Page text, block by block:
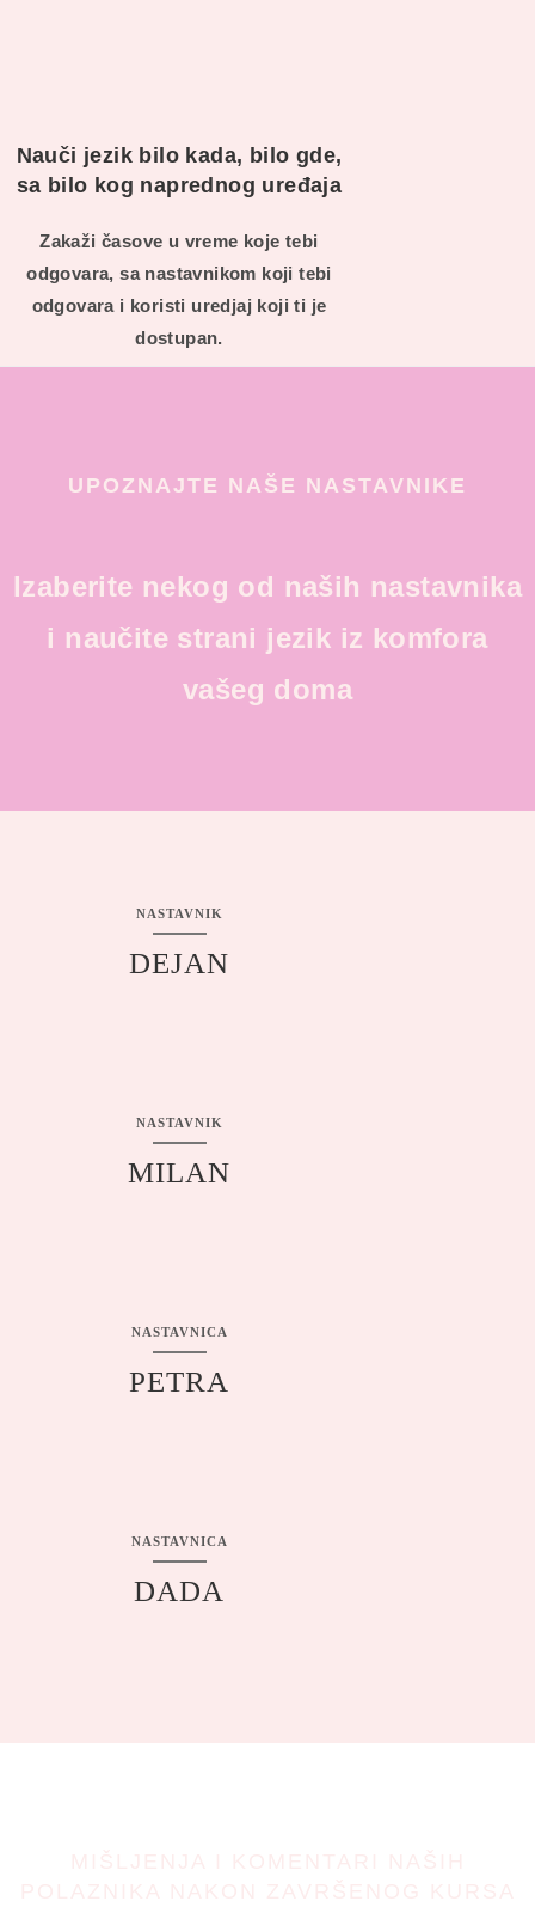
Nauči jezik bilo kada, bilo gde,
sa bilo kog naprednog uređaja
Zakaži časove u vreme koje tebi
odgovara, sa nastavnikom koji tebi
odgovara i koristi uredjaj koji ti je
dostupan.
UPOZNAJTE NAŠE NASTAVNIKE
Izaberite nekog od naših nastavnika
i naučite strani jezik iz komfora
vašeg doma
NASTAVNIK
DEJAN
NASTAVNIK
MILAN
NASTAVNICA
PETRA
NASTAVNICA
DADA